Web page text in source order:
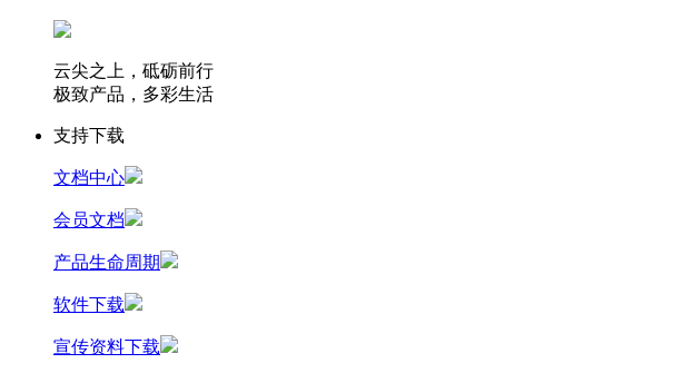
云尖之上，砥砺前行
极致产品，多彩生活
支持下载
文档中心
会员文档
产品生命周期
软件下载
宣传资料下载